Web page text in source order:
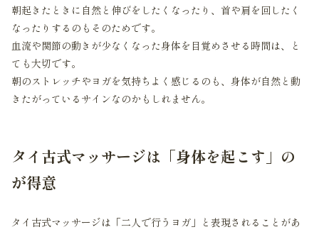
朝起きたときに自然と伸びをしたくなったり、首や肩を回したく
なったりするのもそのためです。
血流や関節の動きが少なくなった身体を目覚めさせる時間は、と
ても大切です。
朝のストレッチやヨガを気持ちよく感じるのも、身体が自然と動
きたがっているサインなのかもしれません。
タイ古式マッサージは「身体を起こす」の
が得意
タイ古式マッサージは「二人で行うヨガ」と表現されることがあ